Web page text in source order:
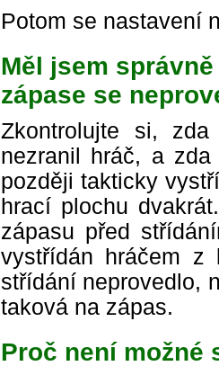
Potom se nastavení
Měl jsem
zápase se
Zkontrolujte si,
nezranil hráč, a
později takticky
hrací plochu
zápasu před
vystřídán hráčem
střídání neprovedlo,
taková na zápas.
Proč není možné